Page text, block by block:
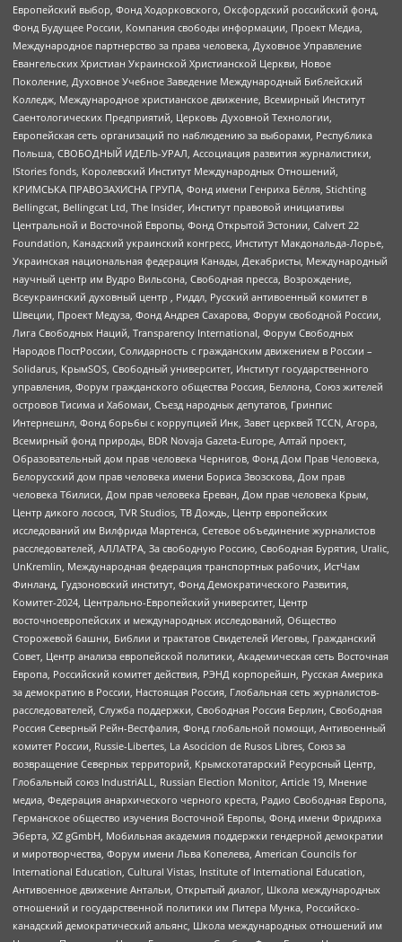
Европейский выбор, Фонд Ходорковского, Оксфордский российский фонд,
Фонд Будущее России, Компания свободы информации, Проект Медиа,
Международное партнерство за права человека, Духовное Управление
Евангельских Христиан Украинской Христианской Церкви, Новое
Поколение, Духовное Учебное Заведение Международный Библейский
Колледж, Международное христианское движение, Всемирный Институт
Саентологических Предприятий, Церковь Духовной Технологии,
Европейская сеть организаций по наблюдению за выборами, Республика
Польша, СВОБОДНЫЙ ИДЕЛЬ-УРАЛ, Ассоциация развития журналистики,
IStories fonds, Королевский Институт Международных Отношений,
КРИМСЬКА ПРАВОЗАХИСНА ГРУПА, Фонд имени Генриха Бёлля, Stichting
Bellingcat, Bellingcat Ltd, The Insider, Институт правовой инициативы
Центральной и Восточной Европы, Фонд Открытой Эстонии, Calvert 22
Foundation, Канадский украинский конгресс, Институт Макдональда-Лорье,
Украинская национальная федерация Канады, Декабристы, Международный
научный центр им Вудро Вильсона, Свободная пресса, Возрождение,
Всеукраинский духовный центр , Риддл, Русский антивоенный комитет в
Швеции, Проект Медуза, Фонд Андрея Сахарова, Форум свободной России,
Лига Свободных Наций, Transparеncy International, Форум Свободных
Народов ПостРоссии, Солидарность с гражданским движением в России –
Solidarus, КрымSOS, Свободный университет, Институт государственного
управления, Форум гражданского общества Россия, Беллона, Союз жителей
островов Тисима и Хабомаи, Съезд народных депутатов, Гринпис
Интернешнл, Фонд борьбы с коррупцией Инк, Завет церквей TCCN, Агора,
Всемирный фонд природы, BDR Novaja Gazeta-Europe, Алтай проект,
Образовательный дом прав человека Чернигов, Фонд Дом Прав Человека,
Белорусский дом прав человека имени Бориса Звозскова, Дом прав
человека Тбилиси, Дом прав человека Ереван, Дом прав человека Крым,
Центр дикого лосося, TVR Studios, ТВ Дождь, Центр европейских
исследований им Вилфрида Мартенса, Сетевое объединение журналистов
расследователей, АЛЛАТРА, За свободную Россию, Свободная Бурятия, Uralic,
UnKremlin, Международная федерация транспортных рабочих, ИстЧам
Финланд, Гудзоновский институт, Фонд Демократического Развития,
Комитет-2024, Центрально-Европейский университет, Центр
восточноевропейских и международных исследований, Общество
Сторожевой башни, Библии и трактатов Свидетелей Иеговы, Гражданский
Совет, Центр анализа европейской политики, Академическая сеть Восточная
Европа, Российский комитет действия, РЭНД корпорейшн, Русская Америка
за демократию в России, Настоящая Россия, Глобальная сеть журналистов-
расследователей, Служба поддержки, Свободная Россия Берлин, Свободная
Россия Северный Рейн-Вестфалия, Фонд глобальной помощи, Антивоенный
комитет России, Russie-Libertes, La Asocicion de Rusos Libres, Союз за
возвращение Северных территорий, Крымскотатарский Ресурсный Центр,
Глобальный союз IndustriALL, Russian Election Monitor, Article 19, Мнение
медиа, Федерация анархического черного креста, Радио Свободная Европа,
Германское общество изучения Восточной Европы, Фонд имени Фридриха
Эберта, XZ gGmbH, Мобильная академия поддержки гендерной демократии
и миротворчества, Форум имени Льва Копелева, American Councils for
International Education, Cultural Vistas, Institute of International Education,
Антивоенное движение Антальи, Открытый диалог, Школа международных
отношений и государственной политики им Питера Мунка, Российско-
канадский демократический альянс, Школа международных отношений им